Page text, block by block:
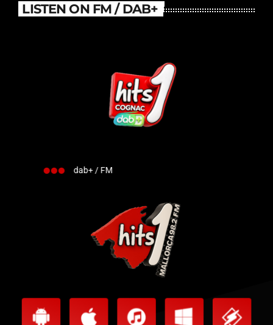
LISTEN ON FM / DAB+
dab+ / FM